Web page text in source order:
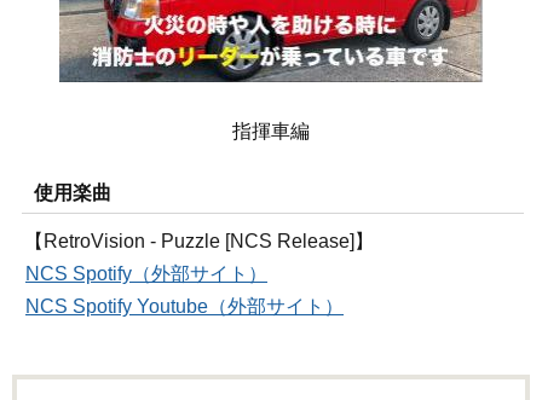
指揮車編
使用楽曲
【RetroVision - Puzzle [NCS Release]】
NCS Spotify（外部サイト）
NCS Spotify Youtube（外部サイト）